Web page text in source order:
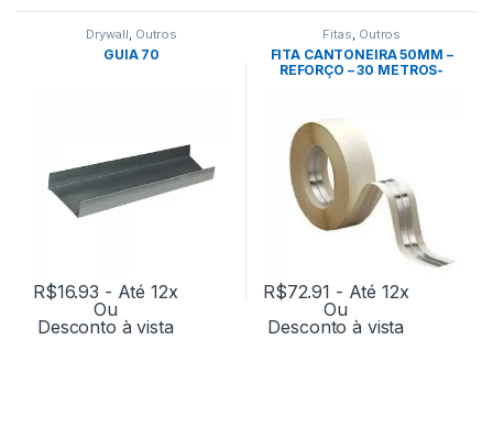
Drywall, Outros
GUIA 70
R$16.93 - Até 12x
Ou
Desconto à vista
Fitas, Outros
FITA CANTONEIRA 50MM –
REFORÇO – 30 METROS-
R$72.91 - Até 12x
Ou
Desconto à vista